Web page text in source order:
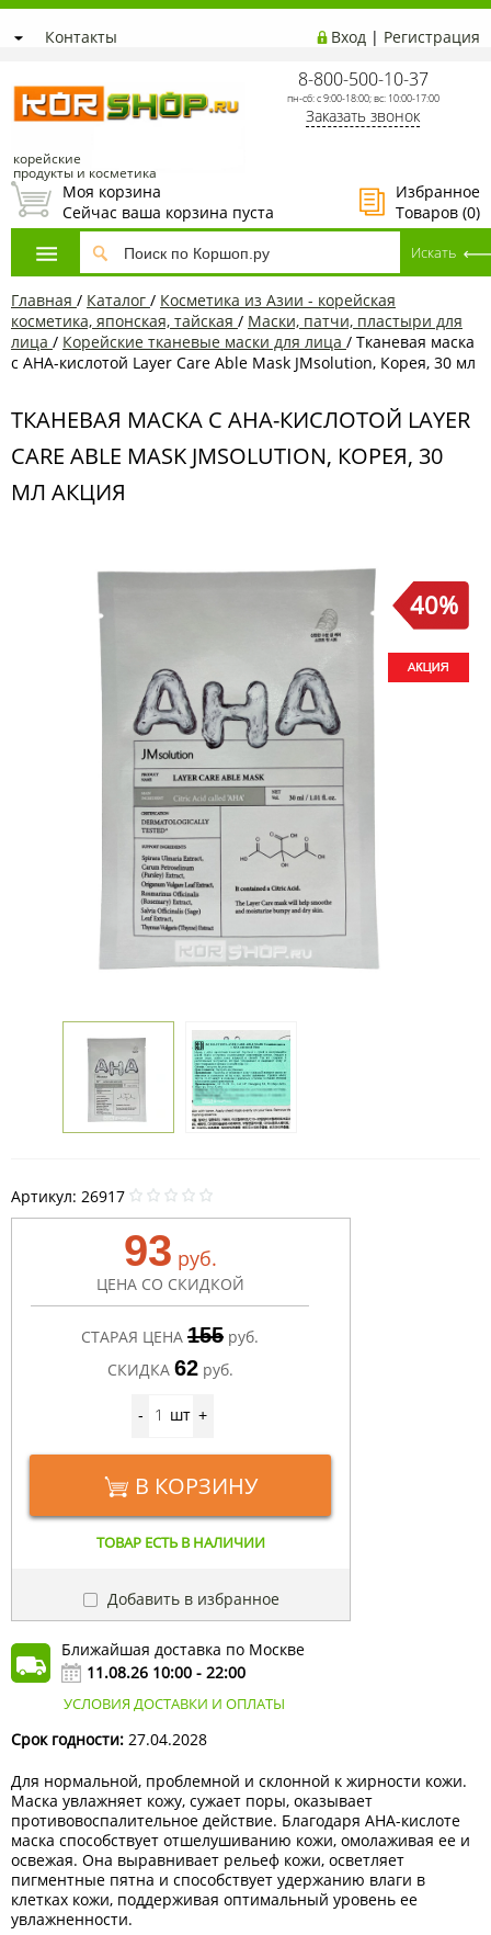
Контакты Вход | Регистрация
корейские
продукты и косметика
8-800-500-10-37
пн-сб: с 9:00-18:00; вс: 10:00-17:00
Заказать звонок
Избранное
Товаров (0)
Моя корзина
Сейчас ваша корзина пуста
Главная / Каталог / Косметика из Азии - корейская
косметика, японская, тайская / Маски, патчи, пластыри для
лица / Корейские тканевые маски для лица / Тканевая маска
с АНА-кислотой Layer Care Able Mask JMsolution, Корея, 30 мл
ТКАНЕВАЯ МАСКА С АНА-КИСЛОТОЙ LAYER
CARE ABLE MASK JMSOLUTION, КОРЕЯ, 30
МЛ АКЦИЯ
40%
Артикул: 26917
93 руб.
ЦЕНА СО СКИДКОЙ
СТАРАЯ ЦЕНА 155 руб.
СКИДКА 62 руб.
- шт +
В КОРЗИНУ
ТОВАР ЕСТЬ В НАЛИЧИИ
Добавить в избранное
Ближайшая доставка по Москве
11.08.26 10:00 - 22:00
УСЛОВИЯ ДОСТАВКИ И ОПЛАТЫ
Срок годности: 27.04.2028
Для нормальной, проблемной и склонной к жирности кожи.
Маска увлажняет кожу, сужает поры, оказывает
противовоспалительное действие. Благодаря AHA-кислоте
маска способствует отшелушиванию кожи, омолаживая ее и
освежая. Она выравнивает рельеф кожи, осветляет
пигментные пятна и способствует удержанию влаги в
клетках кожи, поддерживая оптимальный уровень ее
увлажненности.